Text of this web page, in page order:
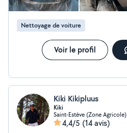
Nettoyage de voiture
Voir le profil
Kiki Kikipluus
Kiki
Saint-Estève (Zone Agricole)
4,4/5 (14 avis)